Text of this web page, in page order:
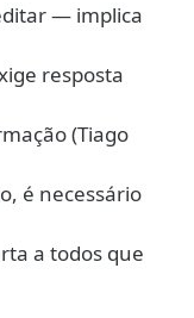
— implica
resposta
(Tiago
é necessário
a todos que